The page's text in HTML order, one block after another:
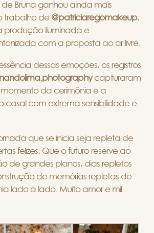
Bruna ganhou ainda mais
trabalho de @patriciaregomakeup,
produção iluminada e
com a proposta ao ar livre.
dessas emoções, os registros
capturaram
momento da cerimônia e a
casal com extrema sensibilidade e
que se inicia seja repleta de
felizes. Que o futuro reserve ao
de grandes planos, dias repletos
de memórias repletas de
lado a lado. Muito amor e mil